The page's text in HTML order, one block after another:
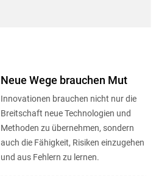
Neue Wege brauchen Mut
Innovationen brauchen nicht nur die
Breitschaft neue Technologien und
Methoden zu übernehmen, sondern
auch die Fähigkeit, Risiken einzugehen
und aus Fehlern zu lernen.